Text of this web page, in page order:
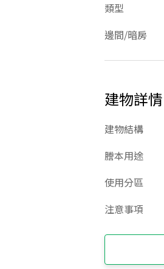
類型
邊間/暗房
建物詳情
建物結構
謄本用途
使用分區
注意事項